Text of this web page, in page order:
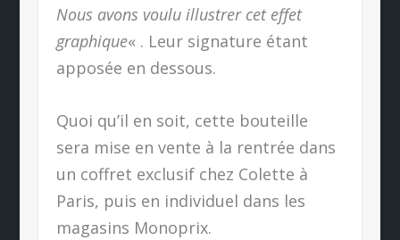
Nous avons voulu illustrer cet effet
graphique« . Leur signature étant
apposée en dessous.
Quoi qu’il en soit, cette bouteille
sera mise en vente à la rentrée dans
un coffret exclusif chez Colette à
Paris, puis en individuel dans les
magasins Monoprix.